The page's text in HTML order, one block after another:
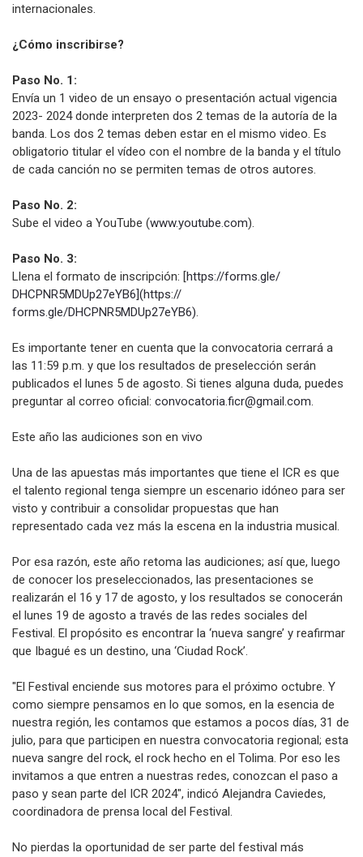
internacionales.
¿Cómo inscribirse?
Paso No. 1:
Envía un 1 video de un ensayo o presentación actual vigencia
2023- 2024 donde interpreten dos 2 temas de la autoría de la
banda. Los dos 2 temas deben estar en el mismo video. Es
obligatorio titular el vídeo con el nombre de la banda y el título
de cada canción no se permiten temas de otros autores.
Paso No. 2:
Sube el video a YouTube (www.youtube.com).
Paso No. 3:
Llena el formato de inscripción: [https://forms.gle/
DHCPNR5MDUp27eYB6](https://
forms.gle/DHCPNR5MDUp27eYB6).
Es importante tener en cuenta que la convocatoria cerrará a
las 11:59 p.m. y que los resultados de preselección serán
publicados el lunes 5 de agosto. Si tienes alguna duda, puedes
preguntar al correo oficial: convocatoria.ficr@gmail.com.
Este año las audiciones son en vivo
Una de las apuestas más importantes que tiene el ICR es que
el talento regional tenga siempre un escenario idóneo para ser
visto y contribuir a consolidar propuestas que han
representado cada vez más la escena en la industria musical.
Por esa razón, este año retoma las audiciones; así que, luego
de conocer los preseleccionados, las presentaciones se
realizarán el 16 y 17 de agosto, y los resultados se conocerán
el lunes 19 de agosto a través de las redes sociales del
Festival. El propósito es encontrar la ‘nueva sangre’ y reafirmar
que Ibagué es un destino, una ‘Ciudad Rock’.
"El Festival enciende sus motores para el próximo octubre. Y
como siempre pensamos en lo que somos, en la esencia de
nuestra región, les contamos que estamos a pocos días, 31 de
julio, para que participen en nuestra convocatoria regional; esta
nueva sangre del rock, el rock hecho en el Tolima. Por eso les
invitamos a que entren a nuestras redes, conozcan el paso a
paso y sean parte del ICR 2024", indicó Alejandra Caviedes,
coordinadora de prensa local del Festival.
No pierdas la oportunidad de ser parte del festival más